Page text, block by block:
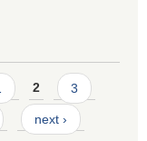
2 3
next ›